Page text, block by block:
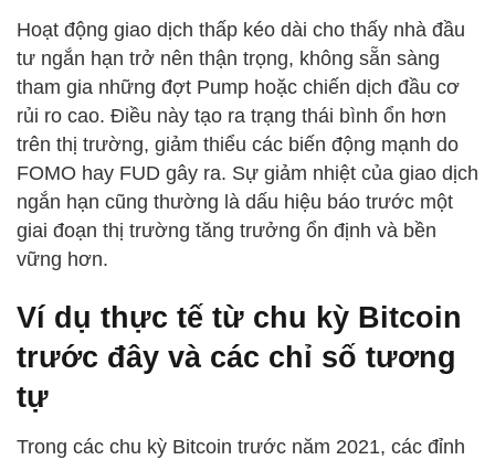
Hoạt động giao dịch thấp kéo dài cho thấy nhà đầu
tư ngắn hạn trở nên thận trọng, không sẵn sàng
tham gia những đợt Pump hoặc chiến dịch đầu cơ
rủi ro cao. Điều này tạo ra trạng thái bình ổn hơn
trên thị trường, giảm thiểu các biến động mạnh do
FOMO hay FUD gây ra. Sự giảm nhiệt của giao dịch
ngắn hạn cũng thường là dấu hiệu báo trước một
giai đoạn thị trường tăng trưởng ổn định và bền
vững hơn.
Ví dụ thực tế từ chu kỳ Bitcoin
trước đây và các chỉ số tương
tự
Trong các chu kỳ Bitcoin trước năm 2021, các đỉnh